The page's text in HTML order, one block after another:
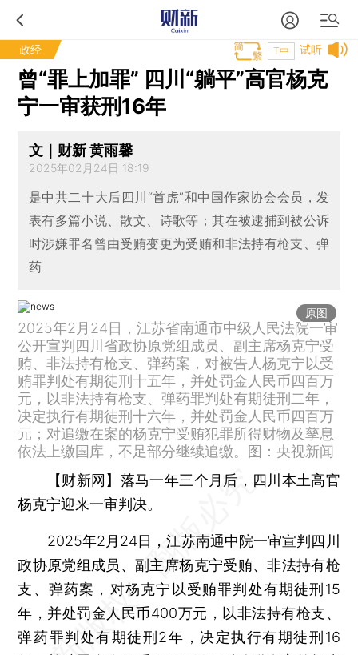
政经 试听
T中
曾“罪上加罪” 四川“躺平”高官杨克
宁一审获刑16年
文｜财新 黄雨馨
2025年02月24日 18:19
是中共二十大后四川“首虎”和中国作家协会会员，发
表有多篇小说、散文、诗歌等；其在被逮捕到被公诉
时涉嫌罪名曾由受贿变更为受贿和非法持有枪支、弹
药
原图
2025年2月24日，江苏省南通市中级人民法院一审
公开宣判四川省政协原党组成员、副主席杨克宁受
贿、非法持有枪支、弹药案，对被告人杨克宁以受
贿罪判处有期徒刑十五年，并处罚金人民币四百万
元，以非法持有枪支、弹药罪判处有期徒刑二年，
决定执行有期徒刑十六年，并处罚金人民币四百万
元；对追缴在案的杨克宁受贿犯罪所得财物及孳息
依法上缴国库，不足部分继续追缴。图：央视新闻
【财新网】 落马一年三个月后，四川本土高官
杨克宁迎来一审判决。
2025年2月24日，江苏南通中院一审宣判四川
政协原党组成员、副主席杨克宁受贿、非法持有枪
支、弹药案，对杨克宁以受贿罪判处有期徒刑15
年，并处罚金人民币400万元，以非法持有枪支、
弹药罪判处有期徒刑2年，决定执行有期徒刑16